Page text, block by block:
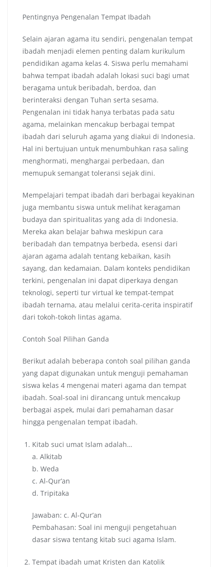
Pentingnya Pengenalan Tempat Ibadah
Selain ajaran agama itu sendiri, pengenalan tempat
ibadah menjadi elemen penting dalam kurikulum
pendidikan agama kelas 4. Siswa perlu memahami
bahwa tempat ibadah adalah lokasi suci bagi umat
beragama untuk beribadah, berdoa, dan
berinteraksi dengan Tuhan serta sesama.
Pengenalan ini tidak hanya terbatas pada satu
agama, melainkan mencakup berbagai tempat
ibadah dari seluruh agama yang diakui di Indonesia.
Hal ini bertujuan untuk menumbuhkan rasa saling
menghormati, menghargai perbedaan, dan
memupuk semangat toleransi sejak dini.
Mempelajari tempat ibadah dari berbagai keyakinan
juga membantu siswa untuk melihat keragaman
budaya dan spiritualitas yang ada di Indonesia.
Mereka akan belajar bahwa meskipun cara
beribadah dan tempatnya berbeda, esensi dari
ajaran agama adalah tentang kebaikan, kasih
sayang, dan kedamaian. Dalam konteks pendidikan
terkini, pengenalan ini dapat diperkaya dengan
teknologi, seperti tur virtual ke tempat-tempat
ibadah ternama, atau melalui cerita-cerita inspiratif
dari tokoh-tokoh lintas agama.
Contoh Soal Pilihan Ganda
Berikut adalah beberapa contoh soal pilihan ganda
yang dapat digunakan untuk menguji pemahaman
siswa kelas 4 mengenai materi agama dan tempat
ibadah. Soal-soal ini dirancang untuk mencakup
berbagai aspek, mulai dari pemahaman dasar
hingga pengenalan tempat ibadah.
Kitab suci umat Islam adalah…
a. Alkitab
b. Weda
c. Al-Qur’an
d. Tripitaka
Jawaban: c. Al-Qur’an
Pembahasan: Soal ini menguji pengetahuan
dasar siswa tentang kitab suci agama Islam.
Tempat ibadah umat Kristen dan Katolik